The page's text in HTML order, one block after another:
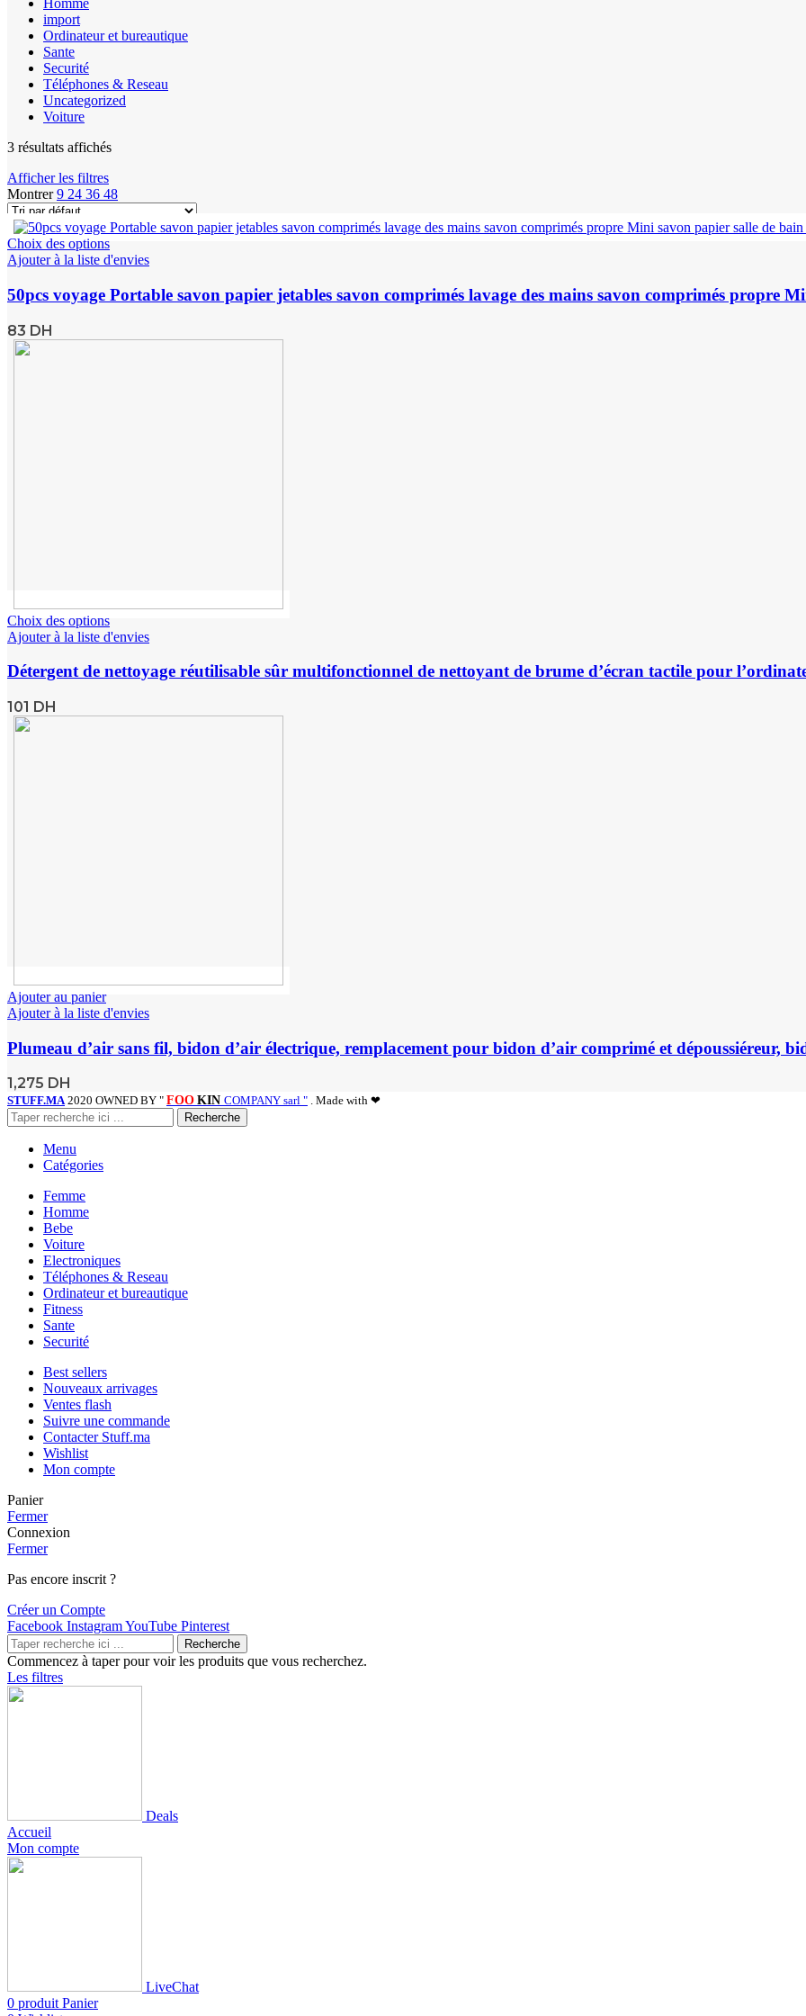
Homme
import
Ordinateur et bureautique
Sante
Securité
Téléphones & Reseau
Uncategorized
Voiture
3 résultats affichés
Afficher les filtres
Montrer9 24 36 48
Choix des options
Ajouter à la liste d'envies
50pcs voyage Portable savon papier jetables savon comprimés lavage des mains savon comprimés propre
83 DH
Choix des options
Ajouter à la liste d'envies
Détergent de nettoyage réutilisable sûr multifonctionnel de nettoyant de brume d’écran tactile pour
101 DH
Ajouter au panier
Ajouter à la liste d'envies
Plumeau d’air sans fil, bidon d’air électrique, remplacement pour bidon d’air comprimé et dépoussiéreur,
1,275 DH
STUFF.MA 2020 OWNED BY " FOO KIN COMPANY sarl " . Made with ❤
Recherche
Menu
Catégories
Femme
Homme
Bebe
Voiture
Electroniques
Téléphones & Reseau
Ordinateur et bureautique
Fitness
Sante
Securité
Best sellers
Nouveaux arrivages
Ventes flash
Suivre une commande
Contacter Stuff.ma
Wishlist
Mon compte
Panier
Fermer
Connexion
Fermer
Pas encore inscrit ?
Créer un Compte
Facebook InstagramYouTube Pinterest
Recherche
Commencez à taper pour voir les produits que vous recherchez.
Les filtres
Deals
Accueil
Mon compte
LiveChat
0 produit Panier